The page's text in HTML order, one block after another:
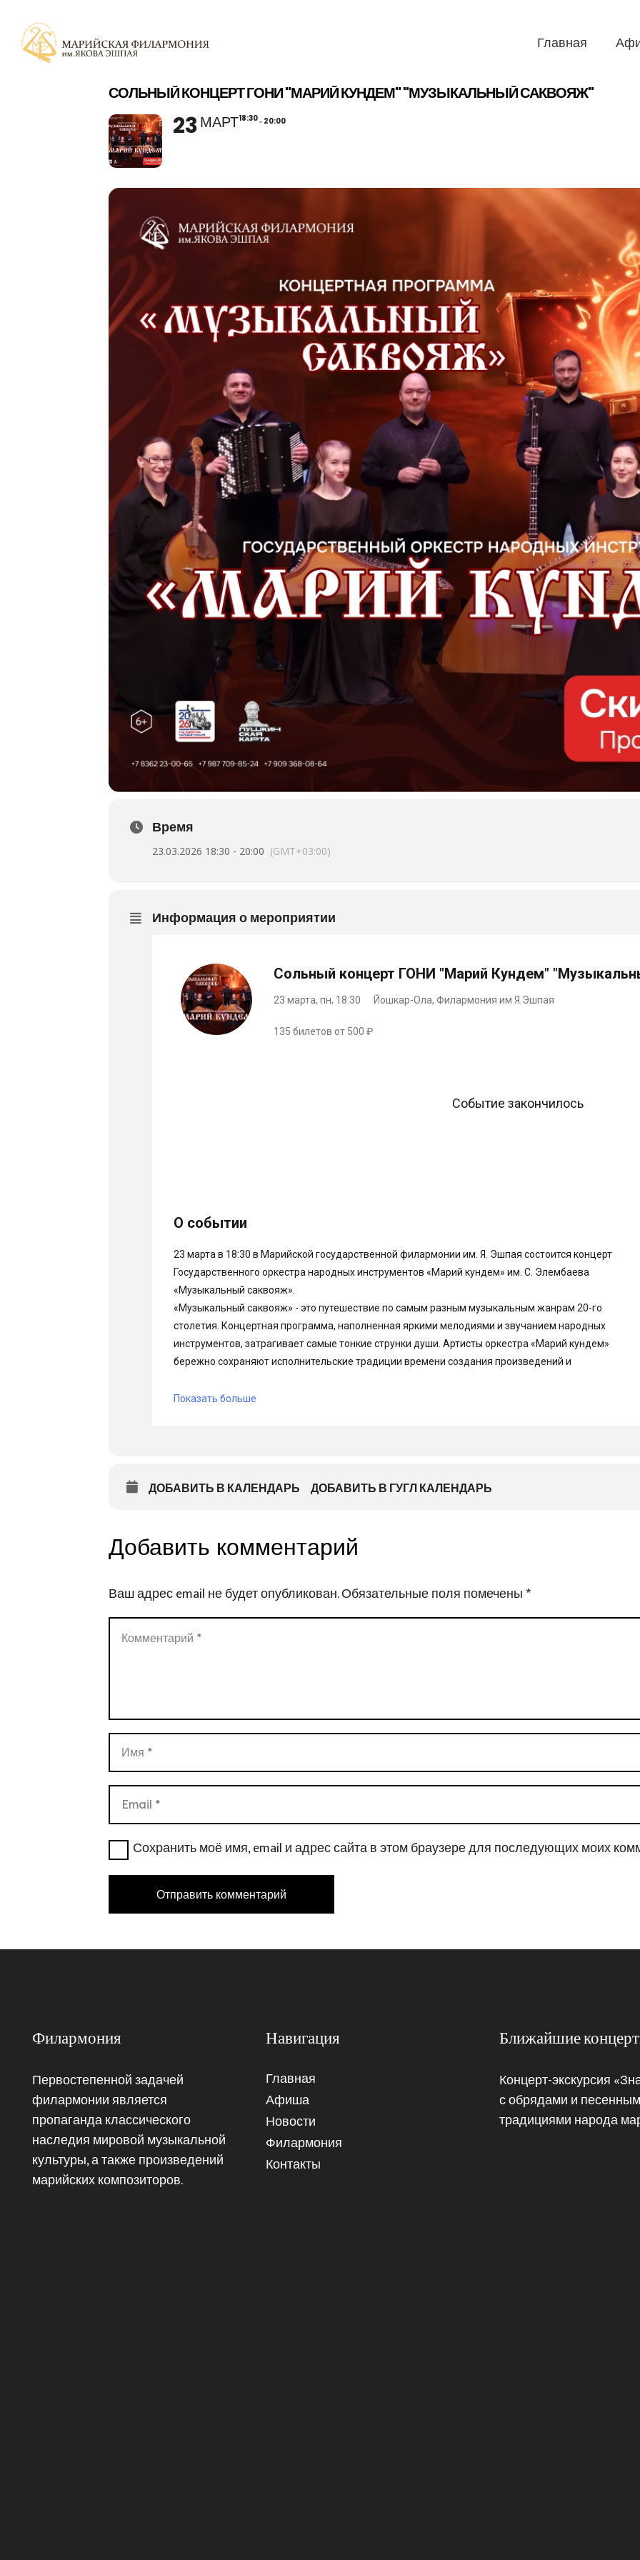
Главная
СОЛЬНЫЙ КОНЦЕРТ ГОНИ "МАРИЙ КУНДЕМ" "МУЗЫКАЛЬНЫЙ САКВОЯЖ"
23МАРТ18:30 20:00
Время
23.03.2026 18:30 - 20:00 (GMT+03:00)
Информация о мероприятии
ДОБАВИТЬ В КАЛЕНДАРЬ ДОБАВИТЬ В ГУГЛ КАЛЕНДАРЬ
Добавить комментарий
Ваш адрес email не будет опубликован.Обязательные поля помечены*
Сохранить моё имя, email и адрес сайта в этом браузере для последующих моих
Отправить комментарий
Филармония
Первостепенной задачей
филармонии является
пропаганда классического
наследия мировой музыкальной
культуры, а также произведений
марийских композиторов.
Навигация
Главная
Афиша
Новости
Филармония
Контакты
Ближайшие
Концерт-экскурсия
с обрядами и
традициями народа